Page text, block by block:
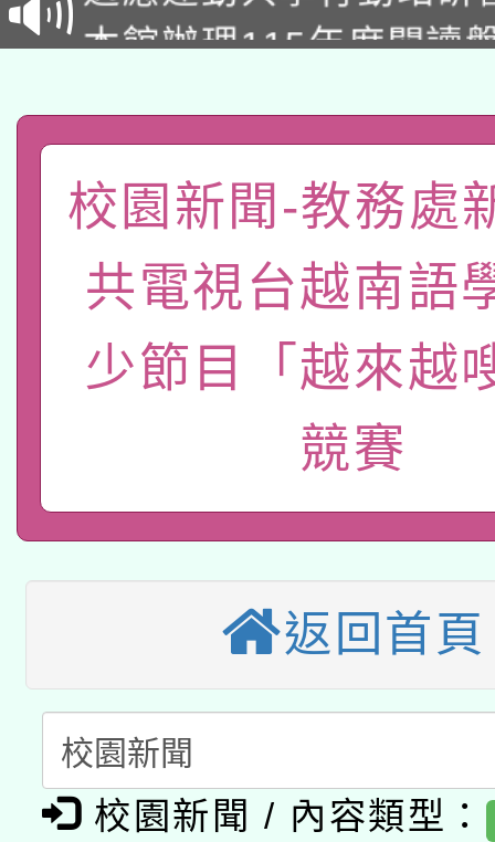
招)
本館辦理115年度閱讀
礎課程
A3數位素養講師名單
「數位內容與教學軟體
pilot」
薪期間赴陸應申請許可
轉知經濟部水利署委託
業技術研究院辦理「
用水績優單位及節水達
115年8月22日(星期六
桃園市孔廟祈福系列
開 智慧啟航」
2026年桃園地景藝術
本校115學年度第2次
招甄選結果公告(無人
招)
適應運動共學行動站研
本館辦理115年度閱讀
暨閱讀推動專業研習
科技賦能─人工智慧
礎課程
A3數位素養講師名單
「數位內容與教學軟體
pilot」
有關大陸委員會函釋公
校園新聞-教務處
共電視台越南語
少節目「越來越
競賽
返回首頁
校園新聞 / 內容類型：